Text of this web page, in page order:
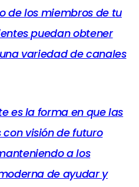
de los miembros de tu
puedan obtener
variedad de canales
es la forma en que las
visión de futuro
a los
de ayudar y